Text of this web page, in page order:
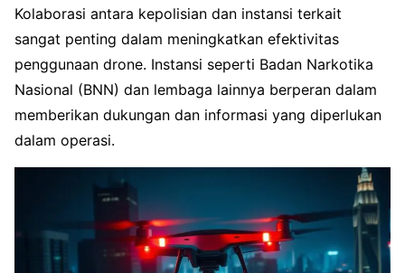
Kolaborasi antara kepolisian dan instansi terkait
sangat penting dalam meningkatkan efektivitas
penggunaan drone. Instansi seperti Badan Narkotika
Nasional (BNN) dan lembaga lainnya berperan dalam
memberikan dukungan dan informasi yang diperlukan
dalam operasi.